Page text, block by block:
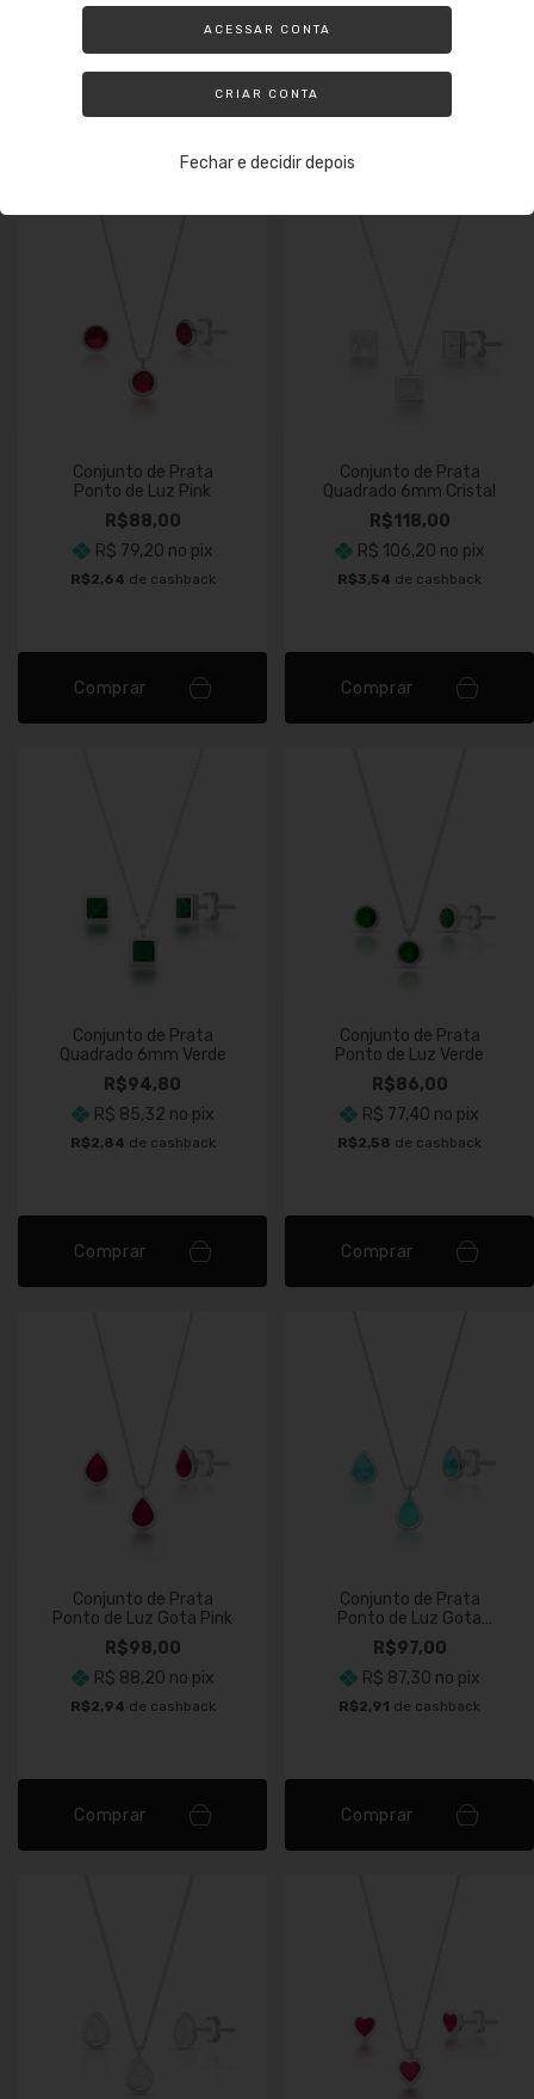
Conjunto de Prata
Ponto de Luz Pink
R$88,00
R$ 79,20 no pix
R$2,64 de cashback
Comprar
Conjunto de Prata
Quadrado 6mm Cristal
R$118,00
R$ 106,20 no pix
R$3,54 de cashback
Comprar
Conjunto de Prata
Quadrado 6mm Verde
R$94,80
R$ 85,32 no pix
R$2,84 de cashback
Comprar
Conjunto de Prata
Ponto de Luz Verde
R$86,00
R$ 77,40 no pix
R$2,58 de cashback
Comprar
Conjunto de Prata
Ponto de Luz Gota Pink
R$98,00
R$ 88,20 no pix
R$2,94 de cashback
Comprar
Conjunto de Prata
Ponto de Luz Gota
Turmalina
R$97,00
R$ 87,30 no pix
R$2,91 de cashback
Comprar
ACESSAR CONTA
CRIAR CONTA
Fechar e decidir depois